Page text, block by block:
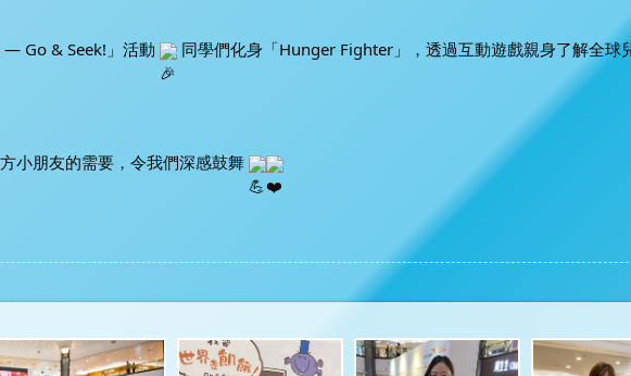
— Go & Seek!」活動
同學們化身「Hunger Fighter」，透過互動遊戲親身了解全球
小朋友的需要，令我們深感鼓舞